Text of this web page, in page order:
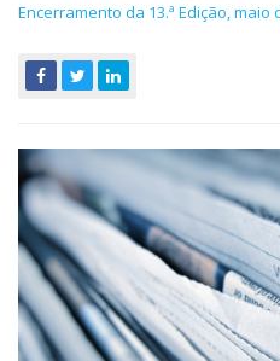
Encerramento da 13.ª Edição, maio